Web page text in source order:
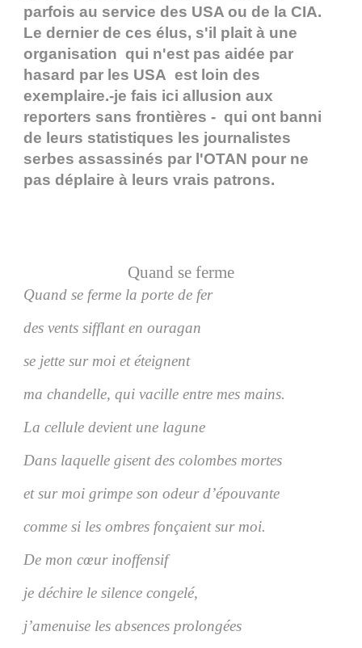
parfois au service des USA ou de la CIA.
Le dernier de ces élus, s'il plait à une
organisation qui n'est pas aidée par
hasard par les USA est loin des
exemplaire.-je fais ici allusion aux
reporters sans frontières - qui ont banni
de leurs statistiques les journalistes
serbes assassinés par l'OTAN pour ne
pas déplaire à leurs vrais patrons.
Quand se ferme
Quand se ferme la porte de fer
des vents sifflant en ouragan
se jette sur moi et éteignent
ma chandelle, qui vacille entre mes mains.
La cellule devient une lagune
Dans laquelle gisent des colombes mortes
et sur moi grimpe son odeur d’épouvante
comme si les ombres fonçaient sur moi.
De mon cœur inoffensif
je déchire le silence congelé,
j’amenuise les absences prolongées